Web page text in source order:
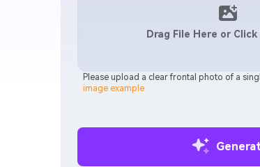
Drag File Here or Click
Please upload a clear frontal photo of a
image example